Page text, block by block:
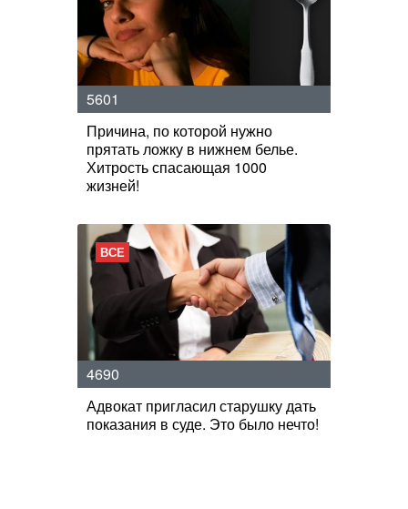
5601
Причина, по которой нужно
прятать ложку в нижнем белье.
Хитрость спасающая 1000
жизней!
ВСЕ
4690
Адвокат пригласил старушку дать
показания в суде. Это было нечто!